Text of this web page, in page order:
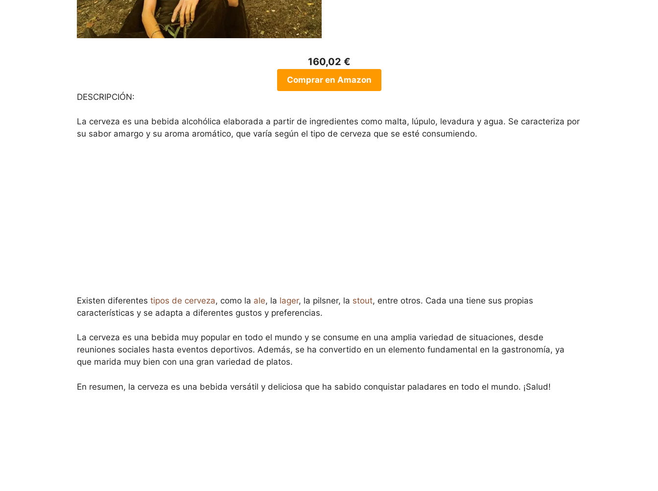
160,02 €
Comprar en Amazon
DESCRIPCIÓN:
La cerveza es una bebida alcohólica elaborada a partir de ingredientes como malta, lúpulo, levadura y agua. Se caracteriza por
su sabor amargo y su aroma aromático, que varía según el tipo de cerveza que se esté consumiendo.
Existen diferentes tipos de cerveza, como la ale, la lager, la pilsner, la stout, entre otros. Cada una tiene sus propias
características y se adapta a diferentes gustos y preferencias.
La cerveza es una bebida muy popular en todo el mundo y se consume en una amplia variedad de situaciones, desde
reuniones sociales hasta eventos deportivos. Además, se ha convertido en un elemento fundamental en la gastronomía, ya
que marida muy bien con una gran variedad de platos.
En resumen, la cerveza es una bebida versátil y deliciosa que ha sabido conquistar paladares en todo el mundo. ¡Salud!